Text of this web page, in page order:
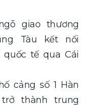
giao thương
Tàu kết nối
tế qua Cái
cảng số 1 Hàn
thành trung